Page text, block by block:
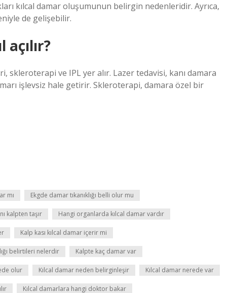
kılcal damar oluşumunun belirgin nedenleridir. Ayrıca,
de gelişebilir.
açılır?
skleroterapi ve IPL yer alır. Lazer tedavisi, kanı damara
işlevsiz hale getirir. Skleroterapi, damara özel bir
mı Ekgde damar tıkanıklığı belli olur mu
kalpten taşır Hangi organlarda kılcal damar vardır
Kalp kası kılcal damar içerir mi
belirtileri nelerdir Kalpte kaç damar var
olur Kılcal damar neden belirginleşir Kılcal damar nerede var
Kılcal damarlara hangi doktor bakar